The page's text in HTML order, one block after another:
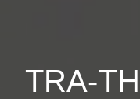
TRA-